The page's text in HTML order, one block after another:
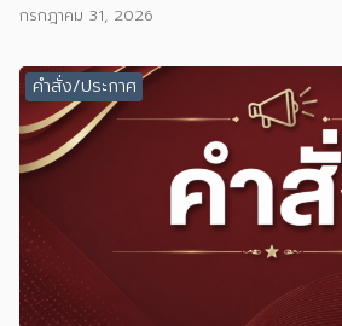
กรกฎาคม 31, 2026
คำสั่ง/ประกาศ